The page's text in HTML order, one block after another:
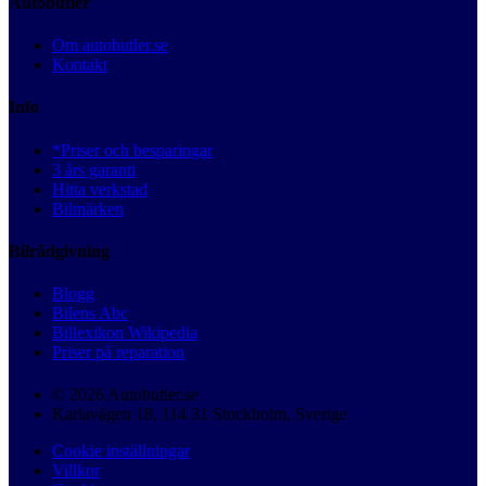
Om autobutler.se
Kontakt
Info
*Priser och besparingar
3 års garanti
Hitta verkstad
Bilmärken
Bilrådgivning
Blogg
Bilens Abc
Billexikon Wikipedia
Priser på reparation
© 2026 Autobutler.se
Karlavägen 18, 114 31 Stockholm, Sverige
Cookie inställningar
Villkor